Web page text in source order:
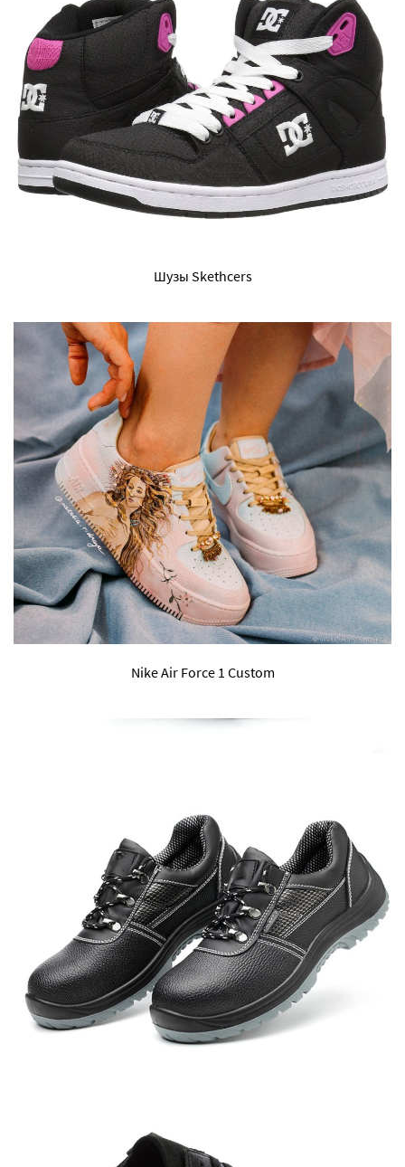
Шузы Skethcers
Nike Air Force 1 Custom